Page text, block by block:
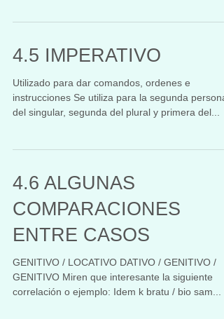
4.5 IMPERATIVO
Utilizado para dar comandos, ordenes e
instrucciones Se utiliza para la segunda persona
del singular, segunda del plural y primera del...
4.6 ALGUNAS
COMPARACIONES
ENTRE CASOS
GENITIVO / LOCATIVO DATIVO / GENITIVO /
GENITIVO Miren que interesante la siguiente
correlación o ejemplo: Idem k bratu / bio sam...